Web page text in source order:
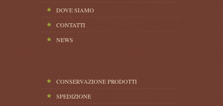
DOVE SIAMO
CONTATTI
NEWS
CONSERVAZIONE PRODOTTI
SPEDIZIONE